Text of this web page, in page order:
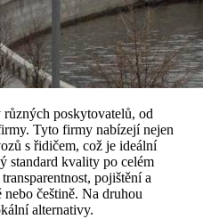
poskytovatelů, od
Tyto firmy nabízejí nejen
s řidičem, což je ideální
standard kvality po celém
pojištění a
češtině. Na druhou
alternativy.